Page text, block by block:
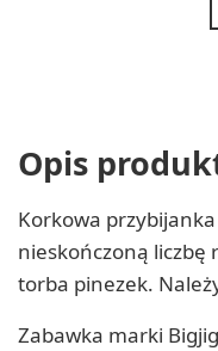
Opis
Korkowa
nieskończoną liczbę
torba pinezek.
Zabawka marki